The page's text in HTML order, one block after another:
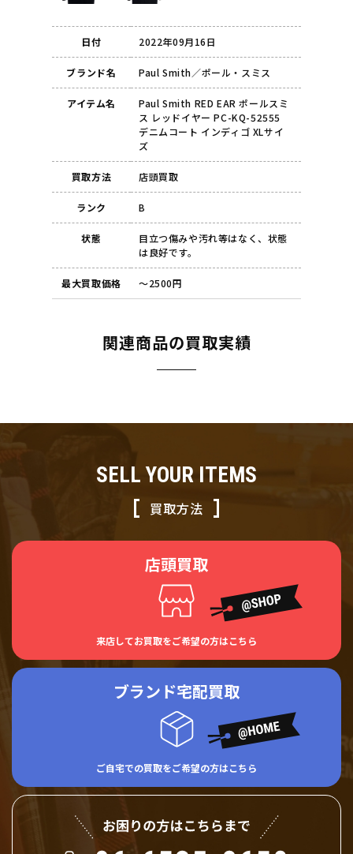
日付 2022年09月16日
ブランド名 Paul Smith／ポール・スミス
アイテム名
Paul Smith RED EAR ポールスミ
ス レッドイヤー PC-KQ-52555
デニムコート インディゴ XLサイ
ズ
買取方法 店頭買取
ランク B
状態
目立つ傷みや汚れ等はなく、状態
は良好です。
最大買取価格 ～2500円
関連商品の買取実績
SELL YOUR ITEMS
買取方法
店頭買取
来店してお買取をご希望の方はこちら
ブランド宅配買取
ご自宅での買取をご希望の方はこちら